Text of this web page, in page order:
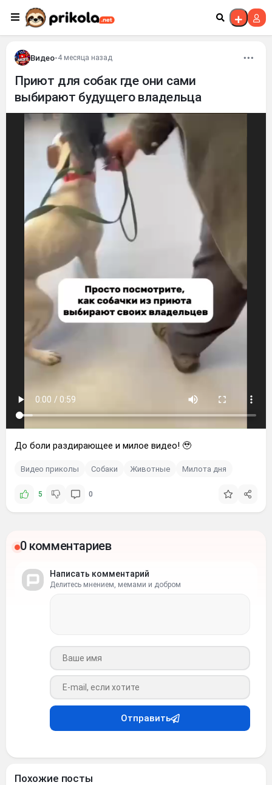
Перейти к контенту
Видео•4 месяца назад
Приют для собак где они сами
выбирают будущего владельца
До боли раздирающее и милое видео! 🥹
Видео приколы Собаки Животные Милота дня
5 0
0 комментариев
Написать комментарий
Делитесь мнением, мемами и добром
Ваше имя
Ваш e-mail
Отправить
Похожие посты